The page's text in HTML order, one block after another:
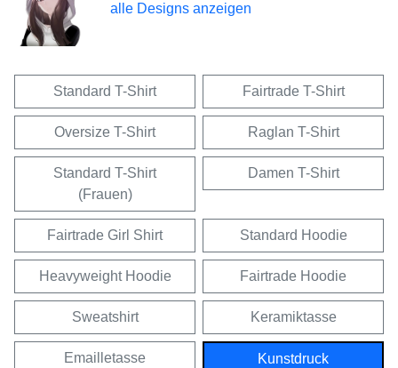
alle Designs anzeigen
Standard T-Shirt Fairtrade T-Shirt
Oversize T-Shirt Raglan T-Shirt
Standard T-Shirt
(Frauen)
Damen T-Shirt
Fairtrade Girl Shirt Standard Hoodie
Heavyweight Hoodie Fairtrade Hoodie
Sweatshirt Keramiktasse
Emailletasse Kunstdruck